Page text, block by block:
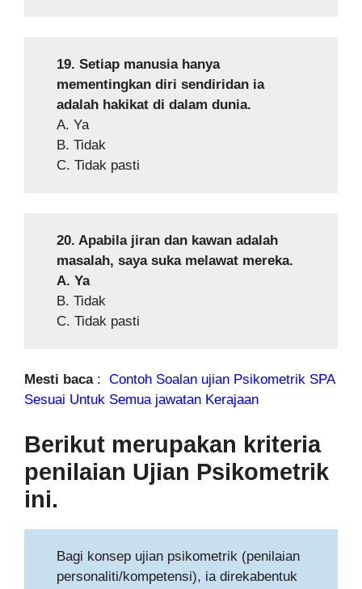
19. Setiap manusia hanya
mementingkan diri sendiridan ia
adalah hakikat di dalam dunia.
A. Ya
B. Tidak
C. Tidak pasti
20. Apabila jiran dan kawan adalah
masalah, saya suka melawat mereka.
A. Ya
B. Tidak
C. Tidak pasti
Mesti baca: Contoh Soalan ujian Psikometrik SPA
Sesuai Untuk Semua jawatan Kerajaan
Berikut merupakan kriteria
penilaian Ujian Psikometrik
ini.
Bagi konsep ujian psikometrik (penilaian
personaliti/kompetensi), ia direkabentuk